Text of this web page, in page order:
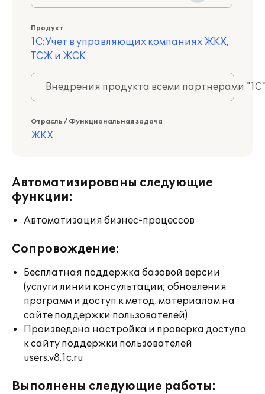
Продукт
1С:Учет в управляющих компаниях ЖКХ,
ТСЖ и ЖСК
Внедрения продукта всеми партнерами
Отрасль / Функциональная задача
ЖКХ
Автоматизированы следующие
функции:
Автоматизация бизнес-процессов
Сопровождение:
Бесплатная поддержка базовой версии
(услуги линии консультации; обновления
программ и доступ к метод. материалам на
сайте поддержки пользователей)
Произведена настройка и проверка доступа
к сайту поддержки пользователей
users.v8.1c.ru
Выполнены следующие работы: